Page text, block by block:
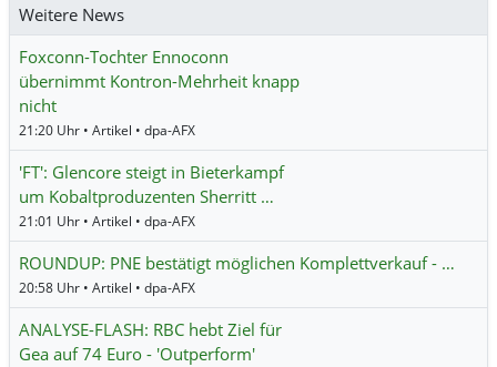
Weitere News
Foxconn-Tochter Ennoconn
übernimmt Kontron-Mehrheit knapp
nicht
21:20 Uhr • Artikel • dpa-AFX
'FT': Glencore steigt in Bieterkampf
um Kobaltproduzenten Sherritt …
21:01 Uhr • Artikel • dpa-AFX
ROUNDUP: PNE bestätigt möglichen Komplettverkauf - …
20:58 Uhr • Artikel • dpa-AFX
ANALYSE-FLASH: RBC hebt Ziel für
Gea auf 74 Euro - 'Outperform'